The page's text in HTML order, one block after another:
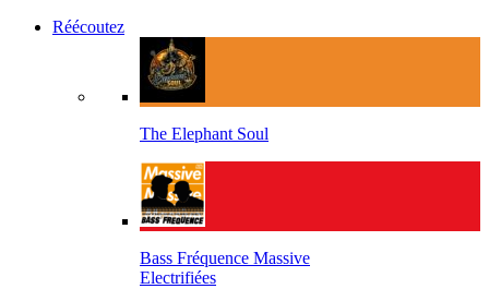
Réécoutez
The Elephant Soul
Bass Fréquence Massive
Electrifiées